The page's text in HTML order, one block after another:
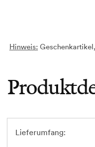
Hinweis:
Lieferumfang: